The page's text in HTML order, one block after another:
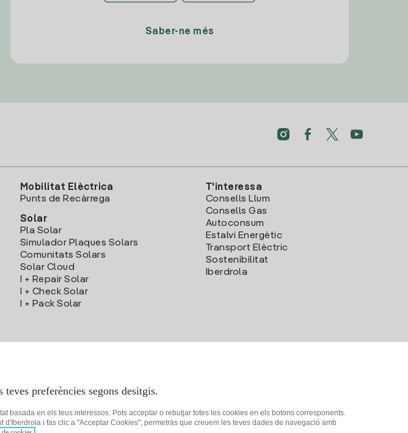
Saber-ne més
Mobilitat Elèctrica
Punts de Recàrrega
Solar
Pla Solar
Simulador Plaques Solars
Comunitats Solars
Solar Cloud
I + Repair Solar
I + Check Solar
I + Pack Solar
T'interessa
Consells Llum
Consells Gas
Autoconsum
Estalvi Energètic
Transport Elèctric
Sostenibilitat
Iberdrola
preferències segons desitgis.
basada en els teus interessos. Pots acceptar o rebutjar totes les cookies en els botons corresponents.
i fas clic a "Acceptar Cookies", permetràs que creuem les teves dades de navegació amb